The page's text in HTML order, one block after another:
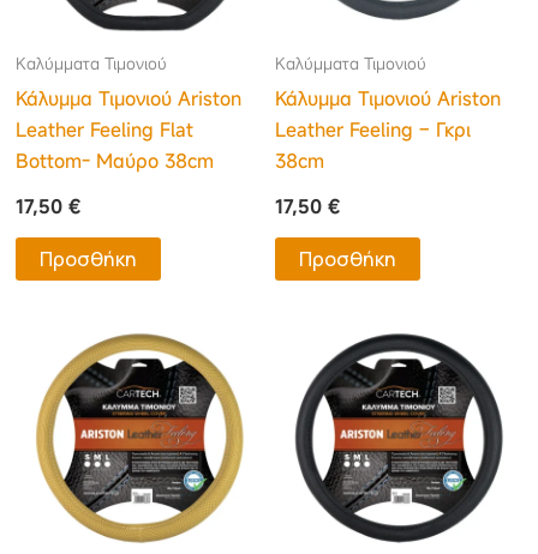
Καλύμματα Τιμονιού
Κάλυμμα Τιμονιού Ariston
Leather Feeling Flat
Bottom- Μαύρο 38cm
17,50€
Προσθήκη
Καλύμματα Τιμονιού
Κάλυμμα Τιμονιού Ariston
Leather Feeling – Γκρι
38cm
17,50 €
Προσθήκη